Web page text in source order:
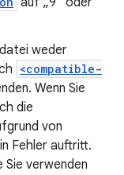
weder
<compatible-
Wenn Sie
die
von
Fehler auftritt.
verwenden